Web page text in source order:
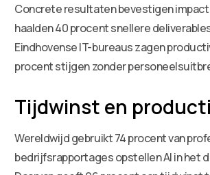
Concrete resultaten bevestigen
haalden 40 procent snellere
Eindhovense IT-bureaus zagen
procent stijgen zonder
Tijdwinst en
Wereldwijd gebruikt 74 procent van
bedrijfsrapportages opstellen AI in het